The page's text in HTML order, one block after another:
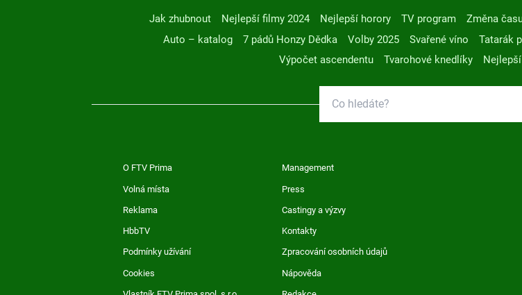
Jak zhubnout Nejlepší filmy 2024 Nejlepší horory TV program Změna
Auto – katalog
7 pádů Honzy Dědka Volby 2025 Svařené víno Tatarák
Výpočet ascendentu
Tvarohové knedlíky
O FTV Prima Management
Volná místa Press
Reklama Castingy a výzvy
HbbTV Kontakty
Podmínky užívání Zpracování osobních údajů
Cookies Nápověda